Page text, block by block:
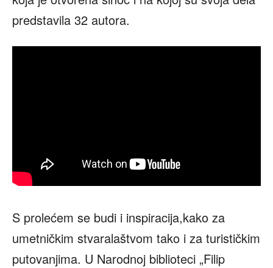
predstavila 32 autora.
S prolećem se budi i inspiracija,kako za
umetničkim stvaralaštvom tako i za turističkim
putovanjima. U Narodnoj biblioteci „Filip